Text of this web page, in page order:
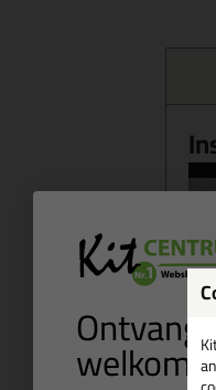
Ontvang